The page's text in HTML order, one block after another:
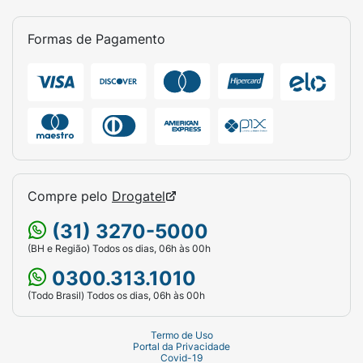
adequadamente antes de hidratar. Dessa
forma, sua pele vai absorver melhor os ativos
do produto.
Formas de Pagamento
Compre pelo Drogatel
(31) 3270-5000
(BH e Região) Todos os dias, 06h às 00h
0300.313.1010
(Todo Brasil) Todos os dias, 06h às 00h
Termo de Uso
Portal da Privacidade
Covid-19